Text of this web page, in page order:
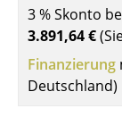
Sekretäre &
Stehtische
3 % Skonto
3.891,64 €
Finanzierung
Deutschland)